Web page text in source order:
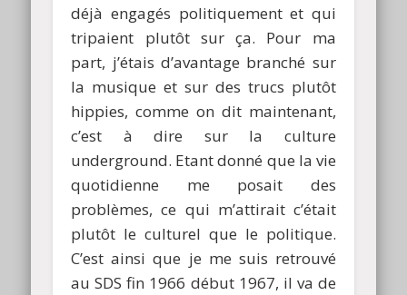
déjà engagés politiquement et qui
tripaient plutôt sur ça. Pour ma
part, j’étais d’avantage branché sur
la musique et sur des trucs plutôt
hippies, comme on dit maintenant,
c’est à dire sur la culture
underground. Etant donné que la vie
quotidienne me posait des
problèmes, ce qui m’attirait c’était
plutôt le culturel que le politique.
C’est ainsi que je me suis retrouvé
au SDS fin 1966 début 1967, il va de